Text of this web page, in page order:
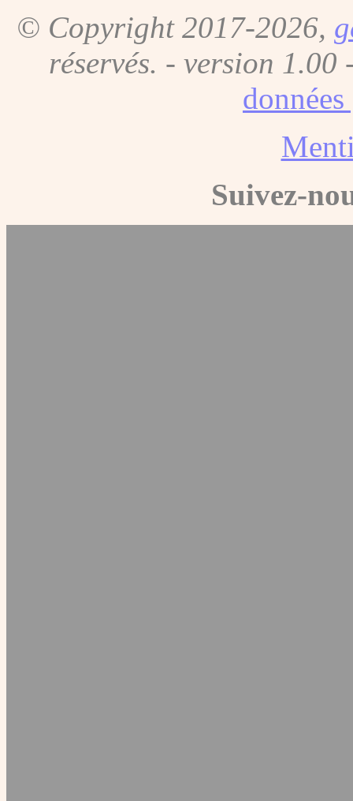
© Copyright 2017-2026,
réservés. - version 1.00
Suivez-